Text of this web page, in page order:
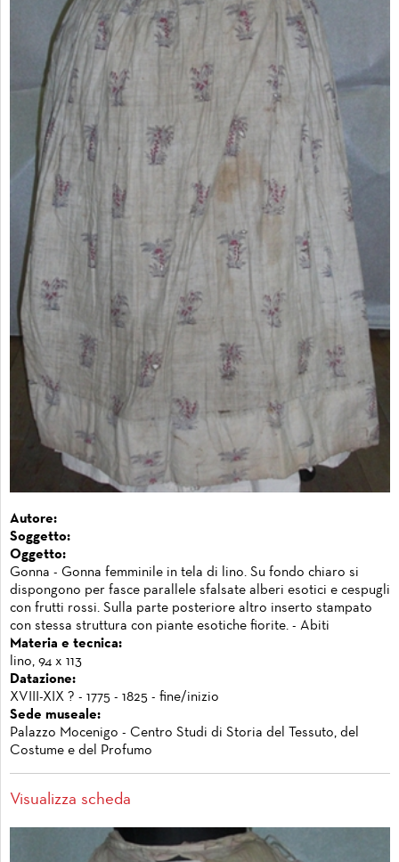
Autore:
Soggetto:
Oggetto:
Gonna - Gonna femminile in tela di lino. Su fondo chiaro si
dispongono per fasce parallele sfalsate alberi esotici e cespugli
con frutti rossi. Sulla parte posteriore altro inserto stampato
con stessa struttura con piante esotiche fiorite. - Abiti
Materia e tecnica:
lino, 94 x 113
Datazione:
XVIII-XIX ? - 1775 - 1825 - fine/inizio
Sede museale:
Palazzo Mocenigo - Centro Studi di Storia del Tessuto, del
Costume e del Profumo
Visualizza scheda